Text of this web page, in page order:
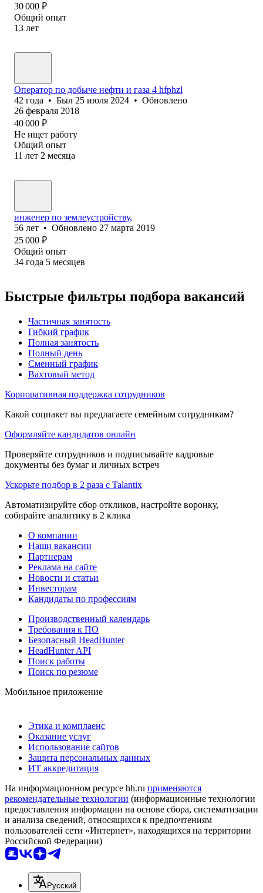
30 000 ₽
Общий опыт
13 лет
Оператор по добыче нефти и газа 4 hfphzl
42 года • Был 25 июля 2024 • Обновлено
26 февраля 2018
40 000 ₽
Не ищет работу
Общий опыт
11 лет 2 месяца
инженер по землеустройству,
56 лет • Обновлено 27 марта 2019
25 000 ₽
Общий опыт
34 года 5 месяцев
Быстрые фильтры подбора вакансий
Частичная занятость
Гибкий график
Полная занятость
Полный день
Сменный график
Вахтовый метод
Корпоративная поддержка сотрудников
Какой соцпакет вы предлагаете семейным сотрудникам?
Оформляйте кандидатов онлайн
Проверяйте сотрудников и подписывайте кадровые
документы без бумаг и личных встреч
Ускорьте подбор в 2 раза с Talantix
Автоматизируйте сбор откликов, настройте воронку,
собирайте аналитику в 2 клика
О компании
Наши вакансии
Партнерам
Реклама на сайте
Новости и статьи
Инвесторам
Кандидаты по профессиям
Производственный календарь
Требования к ПО
Безопасный HeadHunter
HeadHunter API
Поиск работы
Поиск по резюме
Мобильное приложение
Этика и комплаенс
Оказание услуг
Использование сайтов
Защита персональных данных
ИТ аккредитация
На информационном ресурсе hh.ru применяются
рекомендательные технологии (информационные технологии
предоставления информации на основе сбора, систематизации
и анализа сведений, относящихся к предпочтениям
пользователей сети «Интернет», находящихся на территории
Российской Федерации)
Русский